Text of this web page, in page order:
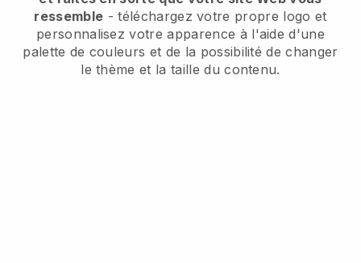
ressemble - téléchargez votre propre logo et
personnalisez votre apparence à l'aide d'une
palette de couleurs et de la possibilité de changer
le thème et la taille du contenu.